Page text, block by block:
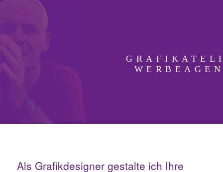
Als Grafikdesigner gestalte ich Ihre